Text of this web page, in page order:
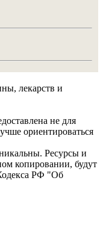
лекарств и
не для
ориентироваться
Ресурсы и
копировании, будут
Кодекса РФ "Об